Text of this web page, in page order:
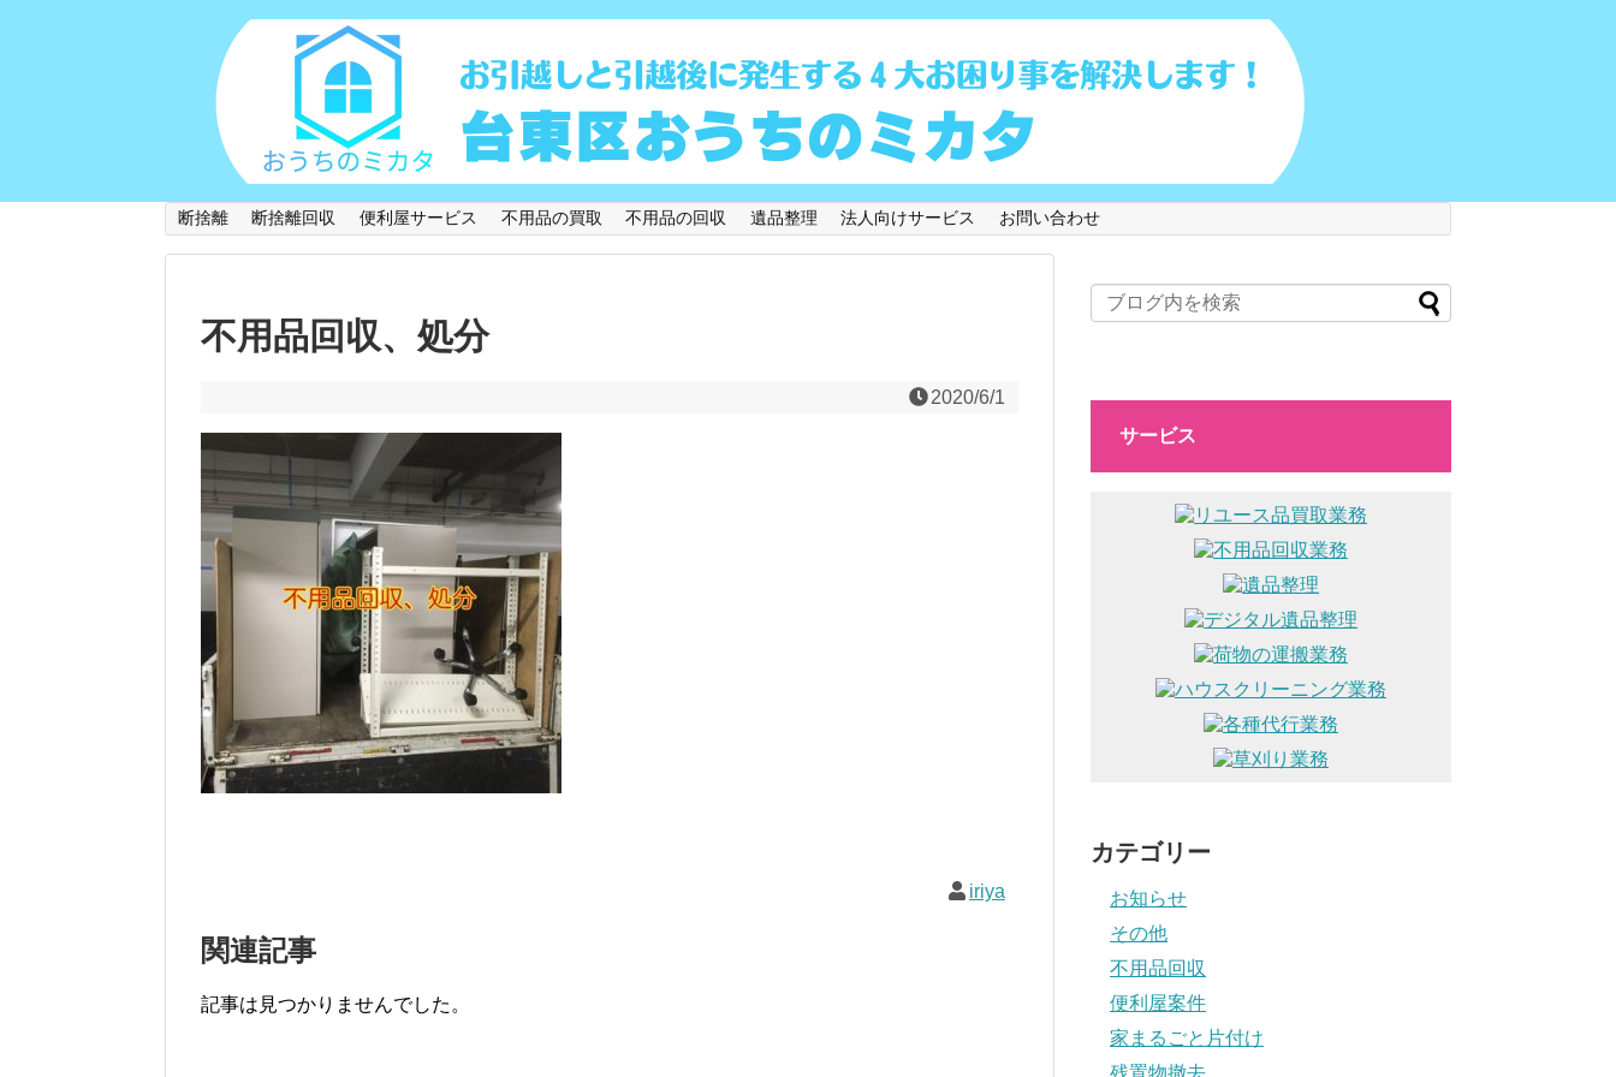
断捨離 断捨離回収 便利屋サービス 不用品の買取 不用品の回収 遺品整理 法人向けサービス お問い合わせ
不用品回収、処分
2020/6/1
iriya
関連記事
記事は見つかりませんでした。
サービス
カテゴリー
お知らせ
その他
不用品回収
便利屋案件
家まるごと片付け